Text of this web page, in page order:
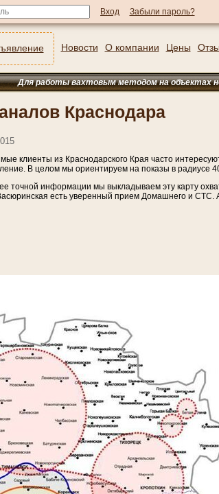
Забыли пароль?
Новости О компании Цены
вахтовым методом на объектах
Краснодара
клиенты из Краснодарского Края часто
В целом мы ориентируем на показы в радиусе
точной информации мы выкладываем эту карту
есть уверенный прием Домашнего и СТС.